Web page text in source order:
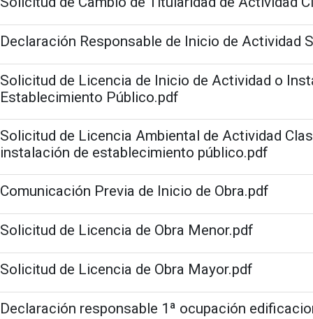
Declaración Responsable de Inicio de Actividad
Solicitud de Licencia de Inicio de Actividad o
Establecimiento Público.pdf
Solicitud de Licencia Ambiental de Actividad
instalación de establecimiento público.pdf
Comunicación Previa de Inicio de Obra.pdf
Solicitud de Licencia de Obra Menor.pdf
Solicitud de Licencia de Obra Mayor.pdf
Declaración responsable 1ª ocupación